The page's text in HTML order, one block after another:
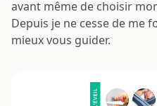
avant même de choisir
Depuis je ne cesse de me
mieux vous guider.